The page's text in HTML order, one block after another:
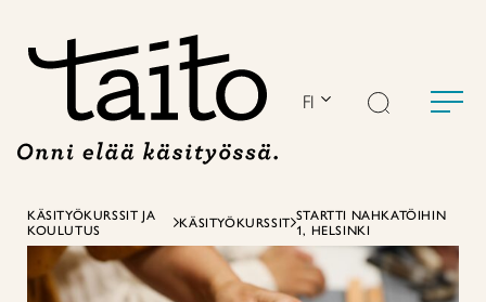
FI
KÄSITYÖKURSSIT JA
KOULUTUS
KÄSITYÖKURSSIT STARTTI NAHKATÖIHIN
1, HELSINKI